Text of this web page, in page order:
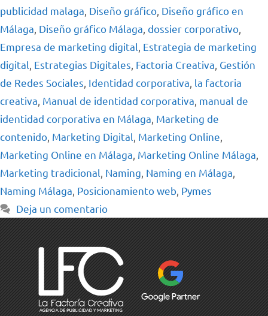
publicidad malaga Diseño gráfico Diseño gráfico en
Málaga Diseño gráfico Málaga dossier corporativo
Empresa de marketing digital Estrategia de marketing
digital Estrategias Digitales Factoria Creativa Gestión
de Redes Sociales Identidad corporativa la factoria
creativa Manual de identidad corporativa manual de
identidad corporativa en Málaga Marketing de
contenido Marketing Digital Marketing Online
Marketing Online en Málaga Marketing Online Málaga
Marketing tradicional Naming Naming en Málaga
Naming Málaga Posicionamiento web Pymes
Deja un comentario